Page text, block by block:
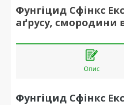
Фунгіцид Сфінкс
аґрусу, смородини
Опис
Фунгіцид Сфінкс